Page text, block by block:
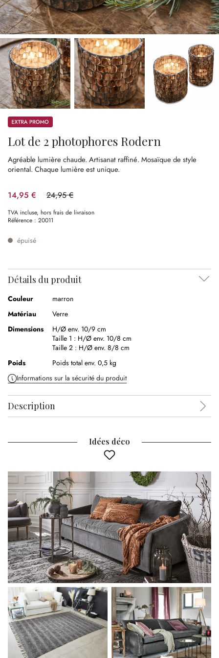
Promos
Lot de 2 photophores Rodern
Agréable lumière chaude. Artisanat raffiné. Mosaïque de style
oriental. Chaque lumière est unique.
14,95 € 24,95 €
(40.08%spared)
TVA incluse, hors frais de livraison
Référence : 20011
épuisé
Détails du produit
Couleur
marron
Matériau
Verre
Dimensions
H/Ø env. 10/9 cm
Taille 1 : H/Ø env. 10/8 cm
Taille 2 : H/Ø env. 8/8 cm
Poids
Poids total env. 0,5 kg
Informations sur la sécurité du produit
Description
Idées déco